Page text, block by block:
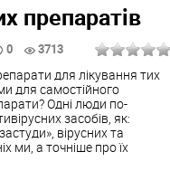
препаратів
0 3713
для лікування тих
для самостійного
Одні люди по-
засобів, як:
вірусних та
ми, а точніше про їх